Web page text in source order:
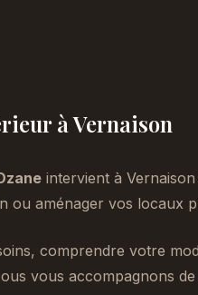
à Vernaison
intervient à
ou aménager vos locaux
comprendre votre
vous accompagnons